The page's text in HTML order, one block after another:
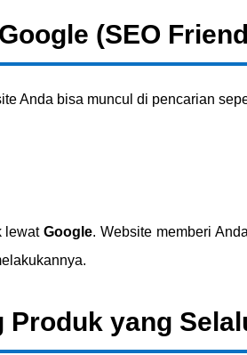
(SEO
Anda bisa muncul di pencarian
lewatGoogle. Website memberi
yang